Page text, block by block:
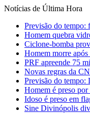
Notícias de Última Hora
Previsão do tempo:
Homem quebra
Ciclone-bomba
Homem morre após
PRF apreende 75
Novas regras da
Previsão do tempo:
Homem é preso
Idoso é preso em
Sine Divinópolis